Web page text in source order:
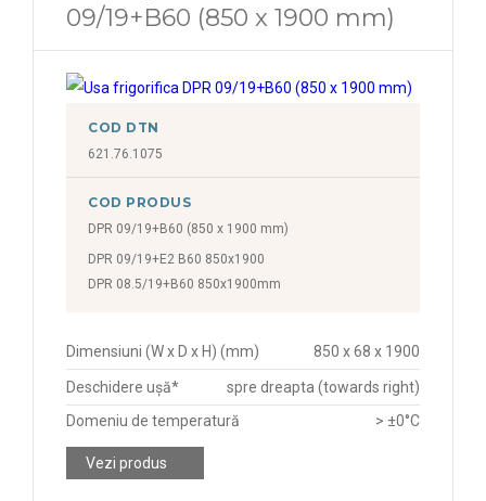
09/19+B60 (850 x 1900 mm)
COD DTN
621.76.1075
COD PRODUS
DPR 09/19+B60 (850 x 1900 mm)
DPR 09/19+E2 B60 850x1900
DPR 08.5/19+B60 850x1900mm
Dimensiuni (W x D x H) (mm) 850 x 68 x 1900
Deschidere ușă*
spre dreapta (towards right)
Domeniu de temperatură
> ±0°C
Vezi produs